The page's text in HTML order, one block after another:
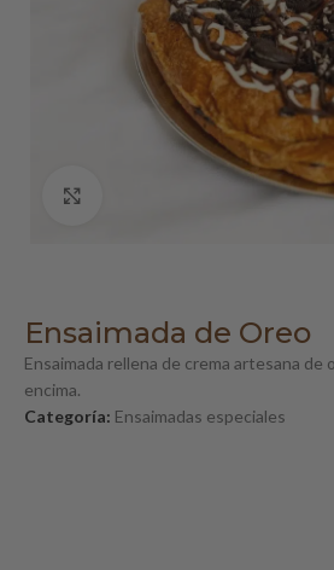
Ensaimada de Oreo
Ensaimada rellena de crema artesana
encima.
Categoría: Ensaimadas especiales